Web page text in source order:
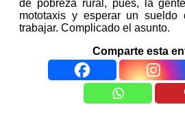
de pobreza rural, pues, la
mototaxis y esperar un sueldo
trabajar. Complicado el asunto.
Comparte esta